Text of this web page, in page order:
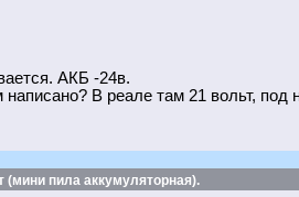
АКБ -24в.
В реале там 21 вольт, под
(мини пила аккумуляторная).